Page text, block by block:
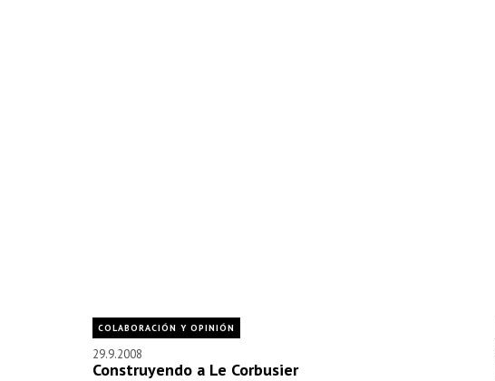
COLABORACIÓN Y OPINIÓN
29.9.2008
Construyendo a Le Corbusier